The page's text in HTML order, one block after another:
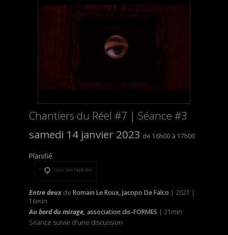
Chantiers du Réel #7 | Séance #3
samedi 14 janvier 2023
16h00 17h00
Planifié
Ouvrir dans l’application
Entre deuxde Romain Le Roux, Jacopo De Falco | 2021 |
16min
Au bord du mirage, association dis-FORMES | 21min
Séance suivie d'une discussion